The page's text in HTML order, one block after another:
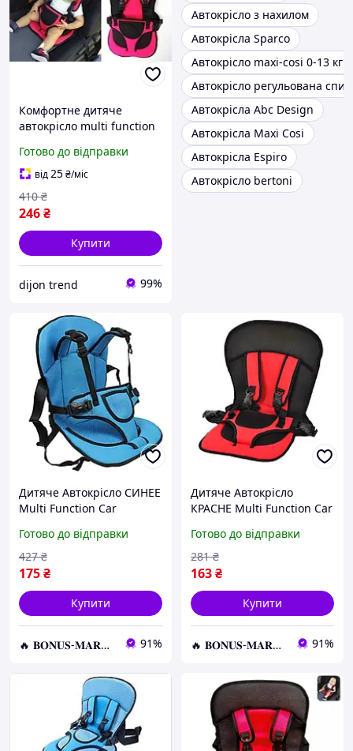
Комфортне дитяче
автокрісло multi function
безкаркасне до 5 років
Готово до відправки
від25₴/міс
246₴
410 ₴
Купити
dijon trend 99%
Автокрісло з нахилом
Автокрісла Sparco
Автокрісло maxi-cosi 0-13 кг
Автокрісло регульована
Автокрісла Abc Design
Автокрісла Maxi Cosi
Автокрісла Espiro
Автокрісло bertoni
Дитяче Автокрісло СИНЕЕ
Multi Function Car
автокрісло дитяче
Готово до відправки
175₴
427 ₴
Купити
🔥 𝐁𝐎𝐍𝐔𝐒-𝐌𝐀𝐑𝐊𝐄𝐓 🔥 – Трендові товари по найкращім цінам 91%
Дитяче Автокрісло
КРАСНЕ Multi Function Car
автокрісло дитяче
Готово до відправки
163₴
281 ₴
Купити
🔥 𝐁𝐎𝐍𝐔𝐒-𝐌𝐀𝐑𝐊𝐄𝐓 🔥 – Трендові товари по найкращім цінам 91%